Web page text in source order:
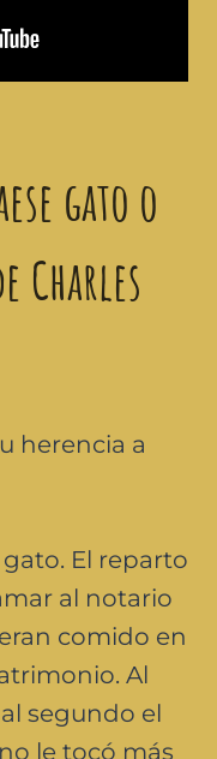
gato o
Charles
herencia a
El reparto
al notario
comido en
Al
segundo el
le tocó más